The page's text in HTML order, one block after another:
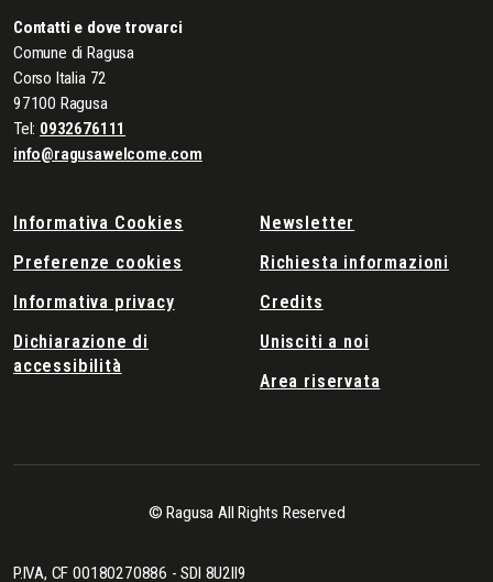
Contatti e dove trovarci
Comune di Ragusa
Corso Italia 72
97100 Ragusa
Tel: 0932676111
info@ragusawelcome.com
Informativa Cookies
Preferenze cookies
Informativa privacy
Dichiarazione di
accessibilità
Newsletter
Richiesta informazioni
Credits
Unisciti a noi
Area riservata
© Ragusa All Rights Reserved
P.IVA, CF 00180270886 - SDI 8U2II9